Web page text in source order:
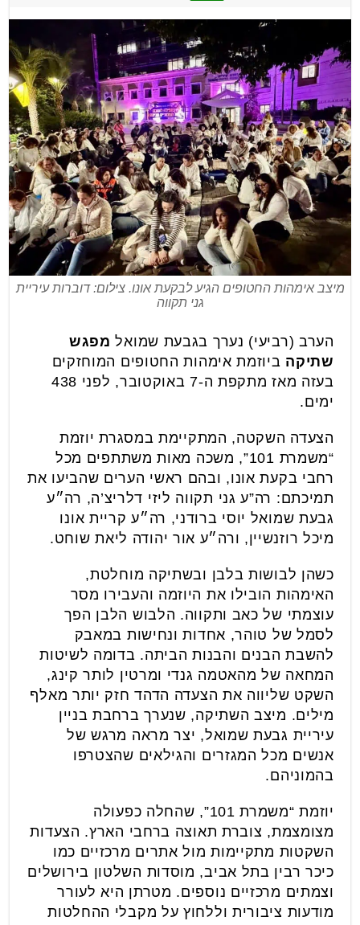
מיצב אימהות החטופים הגיע לבקעת אונו. צילום: דוברות עיריית
גני תקווה
הערב (רביעי) נערך בגבעת שמואל מפגש
שתיקה ביוזמת אימהות החטופים המוחזקים
בעזה מאז מתקפת ה-7 באוקטובר, לפני 438
ימים.
הצעדה השקטה, המתקיימת במסגרת יוזמת
“משמרת 101”, משכה מאות משתתפים מכל
רחבי בקעת אונו, ובהם ראשי הערים שהביעו את
תמיכתם: רה”ע גני תקווה ליזי דלריצ’ה, רה״ע
גבעת שמואל יוסי ברודני, רה״ע קריית אונו
מיכל רוזנשיין, ורה״ע אור יהודה ליאת שוחט.
כשהן לבושות בלבן ובשתיקה מוחלטת,
האימהות הובילו את היוזמה והעבירו מסר
עוצמתי של כאב ותקווה. הלבוש הלבן הפך
לסמל של טוהר, אחדות ונחישות במאבק
להשבת הבנים והבנות הביתה. בדומה לשיטות
המחאה של מהאטמה גנדי ומרטין לותר קינג,
השקט שליווה את הצעדה הדהד חזק יותר מאלף
מילים. מיצב השתיקה, שנערך ברחבת בניין
עיריית גבעת שמואל, יצר מראה מרגש של
אנשים מכל המגזרים והגילאים שהצטרפו
בהמוניהם.
יוזמת “משמרת 101”, שהחלה כפעולה
מצומצמת, צוברת תאוצה ברחבי הארץ. הצעדות
השקטות מתקיימות מול אתרים מרכזיים כמו
כיכר רבין בתל אביב, מוסדות השלטון בירושלים
וצמתים מרכזיים נוספים. מטרתן היא לעורר
מודעות ציבורית וללחוץ על מקבלי ההחלטות